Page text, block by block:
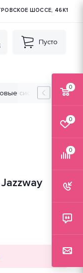
ШОССЕ, 46К1
Пусто
системы
0
0
0